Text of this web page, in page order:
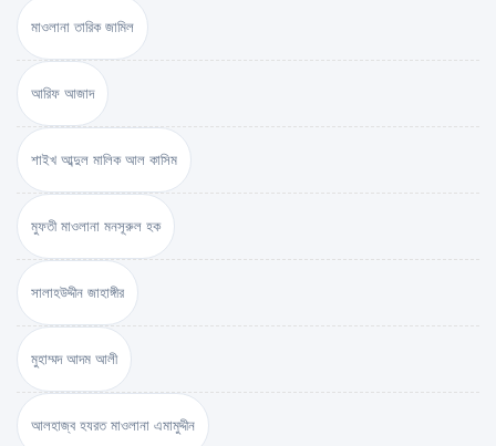
মাওলানা তারিক জামিল
আরিফ আজাদ
শাইখ আব্দুল মালিক আল কাসিম
মুফতী মাওলানা মনসূরুল হক
সালাহউদ্দীন জাহাঙ্গীর
মুহাম্মদ আদম আলী
আলহাজ্ব হযরত মাওলানা এমামুদ্দীন